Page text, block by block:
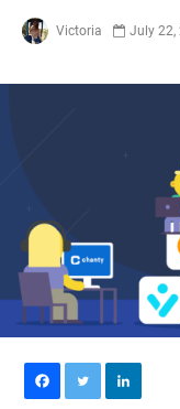
Victoria July 22,